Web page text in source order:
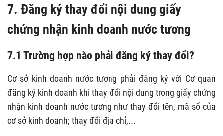
7. Đăng ký thay đổi nội dung giấy
chứng nhận kinh doanh nước tương
7.1 Trường hợp nào phải đăng ký thay đổi?
Cơ sở kinh doanh nước tương phải đăng ký với Cơ quan
đăng ký kinh doanh khi thay đổi nội dung trong giấy chứng
nhận kinh doanh nước tương như thay đổi tên, mã số của
cơ sở kinh doanh; thay đổi địa chỉ,...